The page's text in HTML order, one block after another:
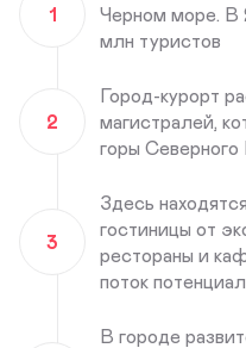
1
Черном море. В
млн туристов
2
Город-курорт
магистралей,
горы Северного
3
Здесь
гостиницы от
рестораны и
поток
В городе